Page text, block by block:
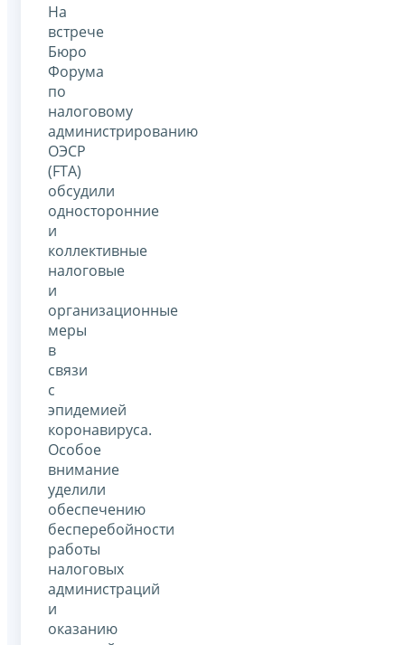
На
встрече
Бюро
Форума
по
налоговому
администрированию
ОЭСР
(FTA)
обсудили
односторонние
и
коллективные
налоговые
и
организационные
меры
в
связи
с
эпидемией
коронавируса.
Особое
внимание
уделили
обеспечению
бесперебойности
работы
налоговых
администраций
и
оказанию